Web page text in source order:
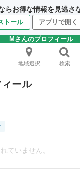
らお得な情報を見逃さ
トール アプリで開く
Mさんのプロフィール
地域選択 検索
ール
ていません。